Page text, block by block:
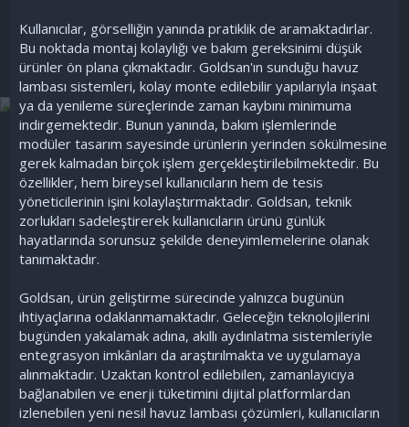
Kullanıcılar, görselliğin yanında pratiklik de aramaktadırlar.
Bu noktada montaj kolaylığı ve bakım gereksinimi düşük
ürünler ön plana çıkmaktadır. Goldsan'ın sunduğu havuz
lambası sistemleri, kolay monte edilebilir yapılarıyla inşaat
ya da yenileme süreçlerinde zaman kaybını minimuma
indirgemektedir. Bunun yanında, bakım işlemlerinde
modüler tasarım sayesinde ürünlerin yerinden sökülmesine
gerek kalmadan birçok işlem gerçekleştirilebilmektedir. Bu
özellikler, hem bireysel kullanıcıların hem de tesis
yöneticilerinin işini kolaylaştırmaktadır. Goldsan, teknik
zorlukları sadeleştirerek kullanıcıların ürünü günlük
hayatlarında sorunsuz şekilde deneyimlemelerine olanak
tanımaktadır.
Goldsan, ürün geliştirme sürecinde yalnızca bugünün
ihtiyaçlarına odaklanmamaktadır. Geleceğin teknolojilerini
bugünden yakalamak adına, akıllı aydınlatma sistemleriyle
entegrasyon imkânları da araştırılmakta ve uygulamaya
alınmaktadır. Uzaktan kontrol edilebilen, zamanlayıcıya
bağlanabilen ve enerji tüketimini dijital platformlardan
izlenebilen yeni nesil havuz lambası çözümleri, kullanıcıların